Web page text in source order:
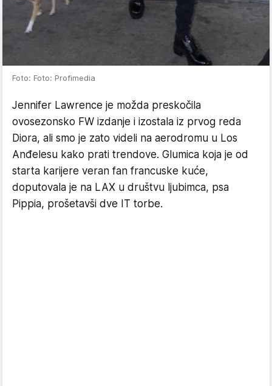
Foto: Foto: Profimedia
Jennifer Lawrence je možda preskočila
ovosezonsko FW izdanje i izostala iz prvog reda
Diora, ali smo je zato videli na aerodromu u Los
Anđelesu kako prati trendove. Glumica koja je od
starta karijere veran fan francuske kuće,
doputovala je na LAX u društvu ljubimca, psa
Pippia, prošetavši dve IT torbe.